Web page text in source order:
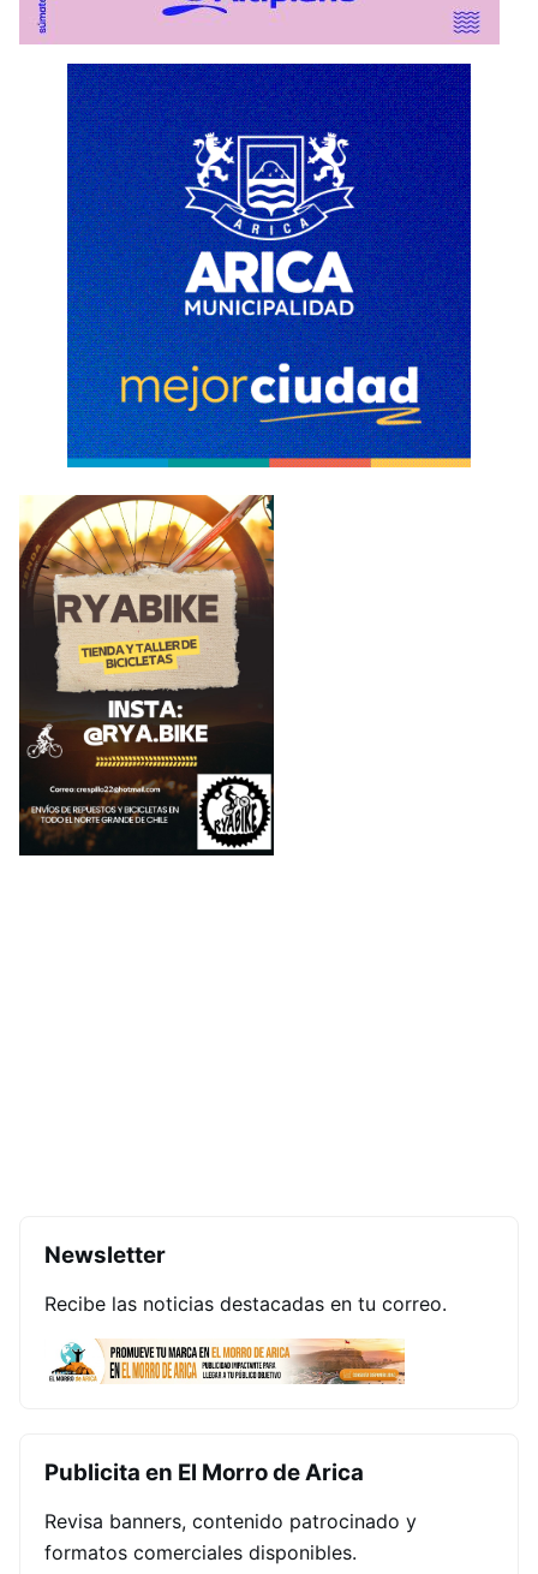
Newsletter
Recibe las noticias destacadas en tu correo.
Publicita en El Morro de Arica
Revisa banners, contenido patrocinado y
formatos comerciales disponibles.